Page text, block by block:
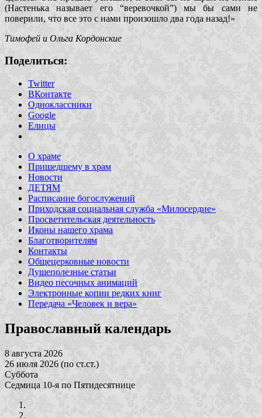
(Настенька называет его “веревочкой”) мы бы сами не
поверили, что все это с нами произошло два года назад!»
Тимофей и Ольга Кордонские
Поделиться:
Twitter
ВКонтакте
Одноклассники
Google
Елицы
О храме
Пришедшему в храм
Новости
ДЕТЯМ
Расписание богослужений
Приходская социальная служба «Милосердие»
Просветительская деятельность
Иконы нашего храма
Благотворителям
Контакты
Общецерковные новости
Душеполезные статьи
Видео песочных анимаций
Электронные копии редких книг
Передача «Человек и вера»
Православный календарь
8 августа 2026
26 июля 2026 (по ст.ст.)
Суббота
Седмица 10-я по Пятидесятнице